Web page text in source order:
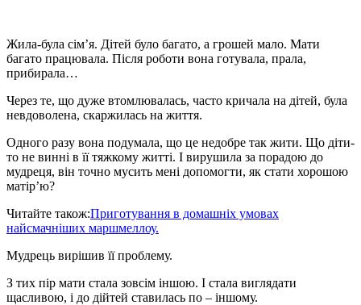
Жила-була сім’я. Дітей було багато, а грошей мало. Мати
багато працювала. Після роботи вона готувала, прала,
прибирала…
Через те, що дуже втомлювалась, часто кричала на дітей, була
невдоволена, скаржилась на життя.
Одного разу вона подумала, що це недобре так жити. Що діти-
то не винні в її тяжкому житті. І вирушила за порадою до
мудреця, він точно мусить мені допомогти, як стати хорошою
матір’ю?
Читайте також:Приготування в домашніх умовах
найсмачніших маршмеллоу.
Мудрець вирішив її проблему.
З тих пір мати стала зовсім іншою. І стала виглядати
щасливою, і до дійтей ставилась по – іншому.